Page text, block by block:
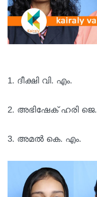
1. ദീക്ഷി വി. എം.
2. അഭിഷേക് ഹരി ജെ.
3. അമൽ കെ. എം.